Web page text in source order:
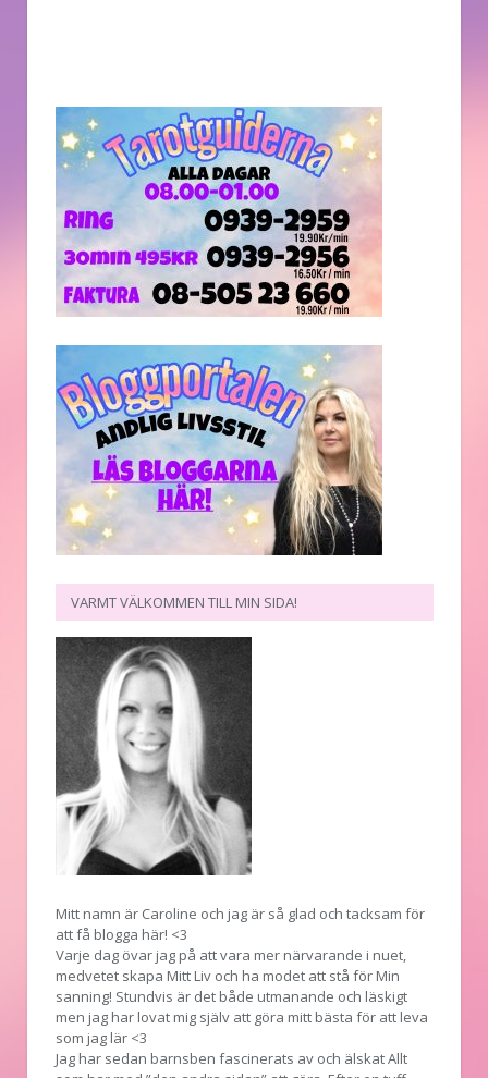
VARMT VÄLKOMMEN TILL MIN SIDA!
Mitt namn är Caroline och jag är så glad och tacksam för
att få blogga här! <3
Varje dag övar jag på att vara mer närvarande i nuet,
medvetet skapa Mitt Liv och ha modet att stå för Min
sanning! Stundvis är det både utmanande och läskigt
men jag har lovat mig själv att göra mitt bästa för att leva
som jag lär <3
Jag har sedan barnsben fascinerats av och älskat Allt